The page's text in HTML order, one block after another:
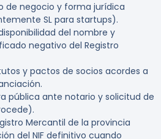
de negocio y forma jurídica
SL para startups).
del nombre y
negativo del Registro
y pactos de socios acordes a
pública ante notario y solicitud de
Mercantil de la provincia
del NIF definitivo cuando